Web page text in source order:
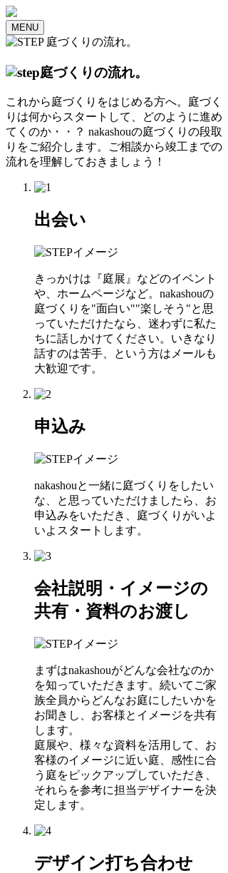
MENU
庭づくりの流れ。
これから庭づくりをはじめる方へ。庭づく
りは何からスタートして、どのように進め
てくのか・・？ nakashouの庭づくりの段取
りをご紹介します。ご相談から竣工までの
流れを理解しておきましょう！
出会い
きっかけは『庭展』などのイベント
や、ホームページなど。nakashouの
庭づくりを"面白い""楽しそう"と思
っていただけたなら、迷わずに私た
ちに話しかけてください。いきなり
話すのは苦手、という方はメールも
大歓迎です。
申込み
nakashouと一緒に庭づくりをしたい
な、と思っていただけましたら、お
申込みをいただき、庭づくりがいよ
いよスタートします。
会社説明・イメージの
共有・資料のお渡し
まずはnakashouがどんな会社なのか
を知っていただきます。続いてご家
族全員からどんなお庭にしたいかを
お聞きし、お客様とイメージを共有
します。
庭展や、様々な資料を活用して、お
客様のイメージに近い庭、感性に合
う庭をピックアップしていただき、
それらを参考に担当デザイナーを決
定します。
デザイン打ち合わせ